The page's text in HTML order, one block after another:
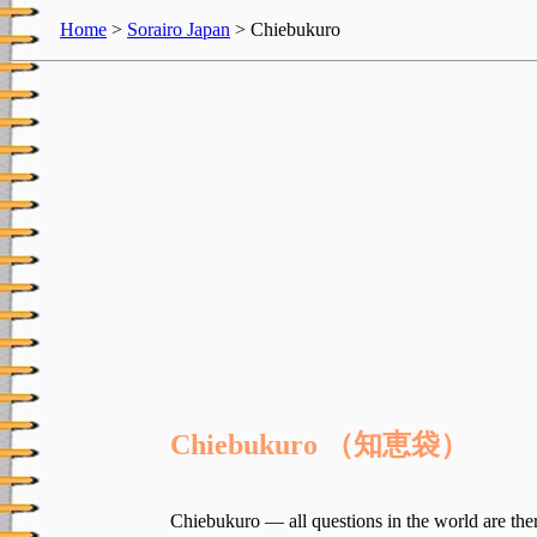
Home > Sorairo Japan > Chiebukuro
Chiebukuro （知恵袋）
Chiebukuro — all questions in the world are